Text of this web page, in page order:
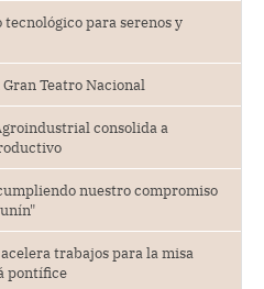
para serenos y
Teatro Nacional
consolida a
nuestro compromiso
trabajos para la misa
pontífice